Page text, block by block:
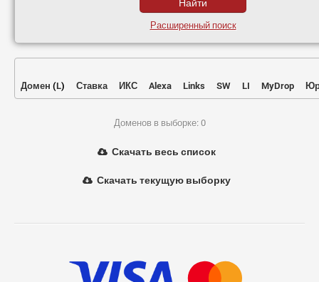
Расширенный поиск
Домен (L) Ставка ИКС Alexa Links SW LI MyDrop
Доменов в выборке: 0
Скачать весь список
Скачать текущую выборку